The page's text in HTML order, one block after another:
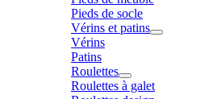
Pieds de socle
Vérins et patins
Vérins
Patins
Roulettes
Roulettes à galet